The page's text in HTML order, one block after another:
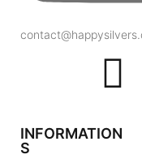
INFORMATION
S